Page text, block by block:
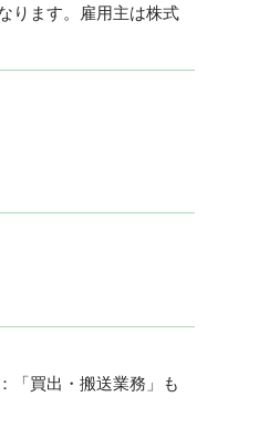
ります。雇⽤主は株式
「買出・搬送業務」も